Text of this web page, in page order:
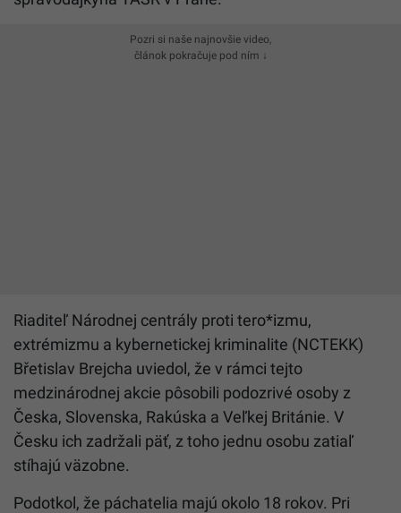
Pozri si naše najnovšie video,
článok pokračuje pod ním ↓
Riaditeľ Národnej centrály proti tero*izmu,
extrémizmu a kybernetickej kriminalite (NCTEKK)
Břetislav Brejcha uviedol, že v rámci tejto
medzinárodnej akcie pôsobili podozrivé osoby z
Česka, Slovenska, Rakúska a Veľkej Británie. V
Česku ich zadržali päť, z toho jednu osobu zatiaľ
stíhajú väzobne.
Podotkol, že páchatelia majú okolo 18 rokov. Pri